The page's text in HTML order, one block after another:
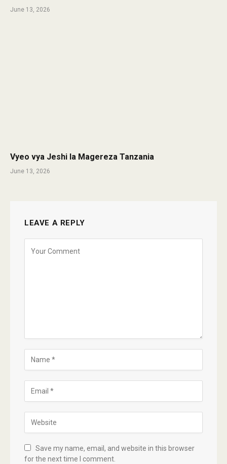
June 13, 2026
Vyeo vya Jeshi la Magereza Tanzania
June 13, 2026
LEAVE A REPLY
Save my name, email, and website in this browser
for the next time I comment.